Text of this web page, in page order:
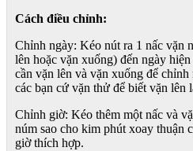
Cách điều chỉnh:
Chỉnh ngày: Kéo nút ra 1 nấc vặn
lên hoặc vặn xuống) đến ngày
cần vặn lên và vặn xuống để
các bạn cứ vặn thử để biết vặn lên
Chỉnh giờ: Kéo thêm một nấc và
núm sao cho kim phút xoay thuận
giờ thích hợp.